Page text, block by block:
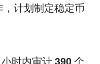
计划制定稳定币